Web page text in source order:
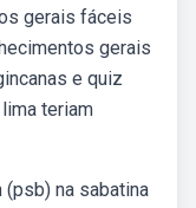
gerais fáceis
gerais
e quiz
teriam
na sabatina